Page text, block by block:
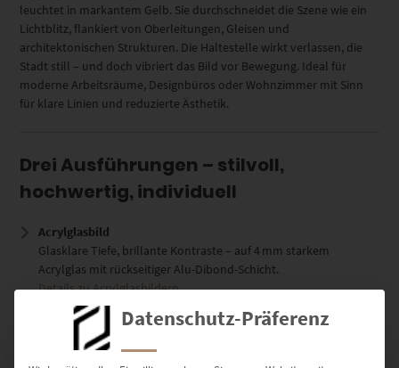
leuchtet in markantem Gelb. Sie durchschneidet die Szene wie ein
Lichtblitz, flankiert von Oberleitungen, Gleisen und
architektonischen Strukturen. Die Haltestelle wirkt verlassen, die
Stadt still – und doch vibriert das Bild vor Bewegung. Ideal für
moderne Arbeitsräume, Designbüros oder Wohnzimmer mit Sinn
für klare Linien und reduzierte Ästhetik.
Drei Ausführungen – stilvoll,
hochwertig, individuell
Acrylglasbild
Glasklare Tiefe, brillante Kontraste – auf 4 mm starkem
Acrylglas mit rückseitiger Alu-Dibond-Schicht.
Details zu Acrylglasbildern
Leinwand auf Keilrahmen
Künstlerischer Look, matte Struktur – ideal für Räume mit
persönlichem Charakter.
Datenschutz-Präferenz